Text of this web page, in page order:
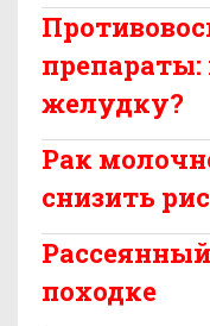
препараты:
желудку?
Рак
снизить
походке